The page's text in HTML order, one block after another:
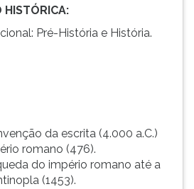
HISTÓRICA:
Pré-História e História.
da escrita (4.000 a.C.)
romano (476).
do império romano até a
(1453).